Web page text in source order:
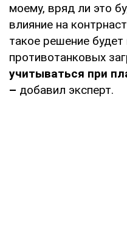
моему, вряд ли это
влияние на
такое решение
противотанковых
учитываться при
– добавил эксперт.